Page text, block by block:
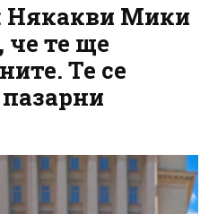
Мики
те ще
Те се